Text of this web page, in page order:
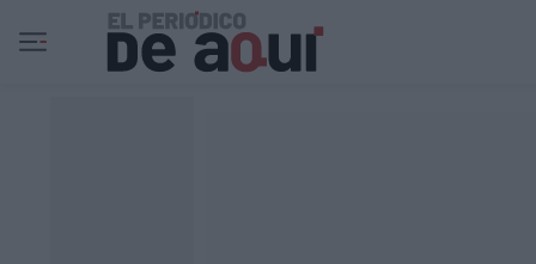
Ir al contenido principal